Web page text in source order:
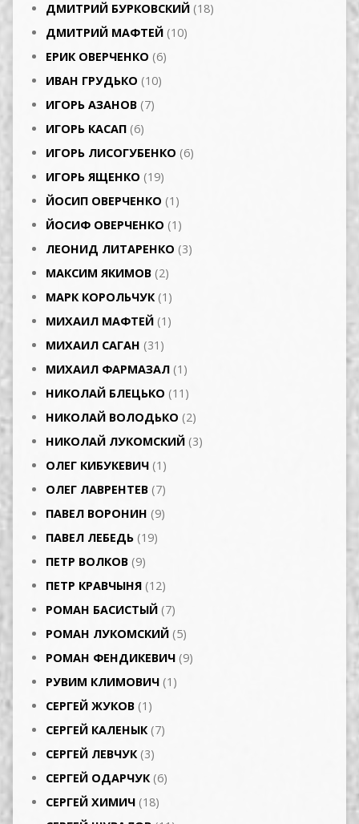
ДМИТРИЙ БУРКОВСКИЙ (18)
ДМИТРИЙ МАФТЕЙ (10)
ЕРИК ОВЕРЧЕНКО (6)
ИВАН ГРУДЬКО (10)
ИГОРЬ АЗАНОВ (7)
ИГОРЬ КАСАП (6)
ИГОРЬ ЛИСОГУБЕНКО (6)
ИГОРЬ ЯЩЕНКО (19)
ЙОСИП ОВЕРЧЕНКО (1)
ЙОСИФ ОВЕРЧЕНКО (1)
ЛЕОНИД ЛИТАРЕНКО (3)
МАКСИМ ЯКИМОВ (2)
МАРК КОРОЛЬЧУК(1)
МИХАИЛ МАФТЕЙ (1)
МИХАИЛ САГАН (31)
МИХАИЛ ФАРМАЗАЛ (1)
НИКОЛАЙ БЛЕЦЬКО (11)
НИКОЛАЙ ВОЛОДЬКО (2)
НИКОЛАЙ ЛУКОМСКИЙ (3)
ОЛЕГ КИБУКЕВИЧ (1)
ОЛЕГ ЛАВРЕНТЕВ (7)
ПАВЕЛ ВОРОНИН (9)
ПАВЕЛ ЛЕБЕДЬ (19)
ПЕТР ВОЛКОВ (9)
ПЕТР КРАВЧЫНЯ (12)
РОМАН БАСИСТЫЙ (7)
РОМАН ЛУКОМСКИЙ (5)
РОМАН ФЕНДИКЕВИЧ (9)
РУВИМ КЛИМОВИЧ (1)
СЕРГЕЙ ЖУКОВ (1)
СЕРГЕЙ КАЛЕНЫК(7)
СЕРГЕЙ ЛЕВЧУК(3)
СЕРГЕЙ ОДАРЧУК(6)
СЕРГЕЙ ХИМИЧ (18)